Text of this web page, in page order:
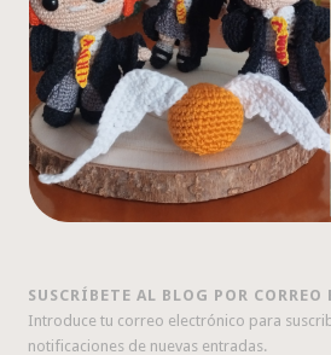
SUSCRÍBETE AL BLOG POR CORREO
Introduce tu correo electrónico para
notificaciones de nuevas entradas.